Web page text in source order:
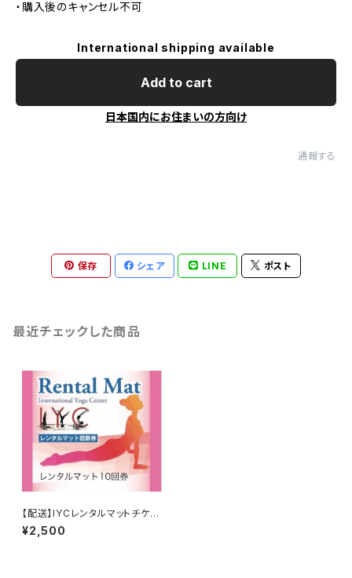
・購入後のキャンセル不可
International shipping available
Add to cart
日本国内にお住まいの方向け
通報する
保存 シェア LINE ポスト
最近チェックした商品
【配送】IYCレンタルマットチケッ
ト： 10回券
¥2,500